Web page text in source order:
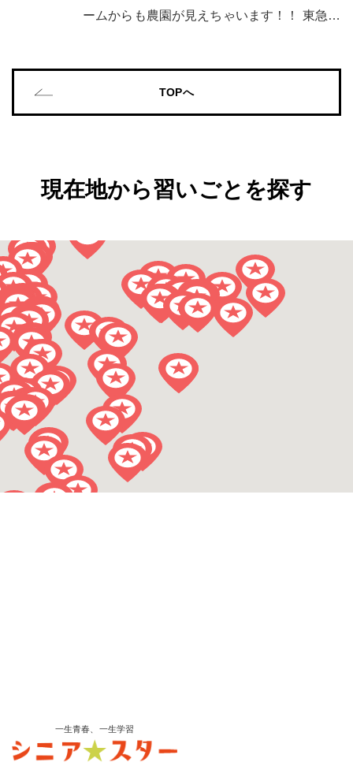
ームからも農園が見えちゃいます！！ 東急…
TOPへ
現在地から習いごとを探す
一生青春、一生学習